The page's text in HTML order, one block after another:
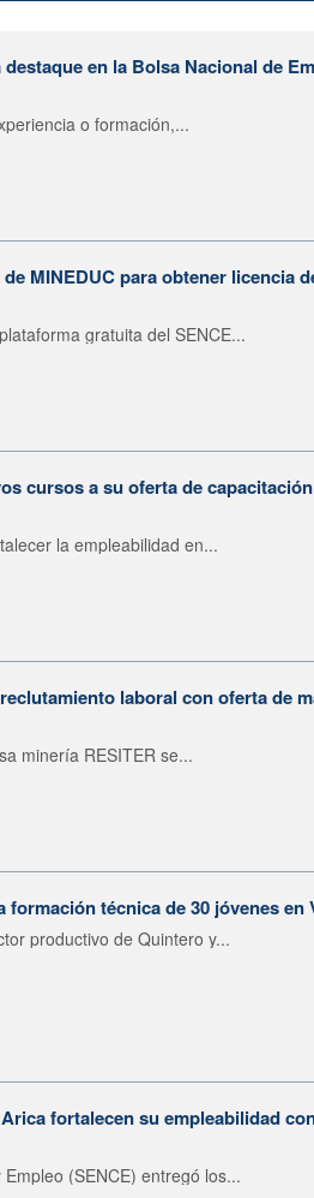
en la Bolsa Nacional de
o formación,...
MINEDUC para obtener licencia
gratuita del SENCE...
cursos a su oferta de
la empleabilidad en...
laboral con oferta de
minería RESITER se...
técnica de 30 jóvenes en
productivo de Quintero y...
fortalecen su empleabilidad
(SENCE) entregó los...